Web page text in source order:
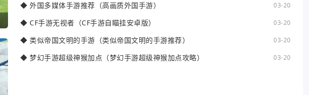
◆ 外国多媒体手游推荐（高画质外国手游） 03-20
◆ CF手游无视者（CF手游自瞄挂安卓版） 03-20
◆ 类似帝国文明的手游（类似帝国文明的手游推荐） 03-20
◆ 梦幻手游超级神猴加点（梦幻手游超级神猴加点攻略） 03-20